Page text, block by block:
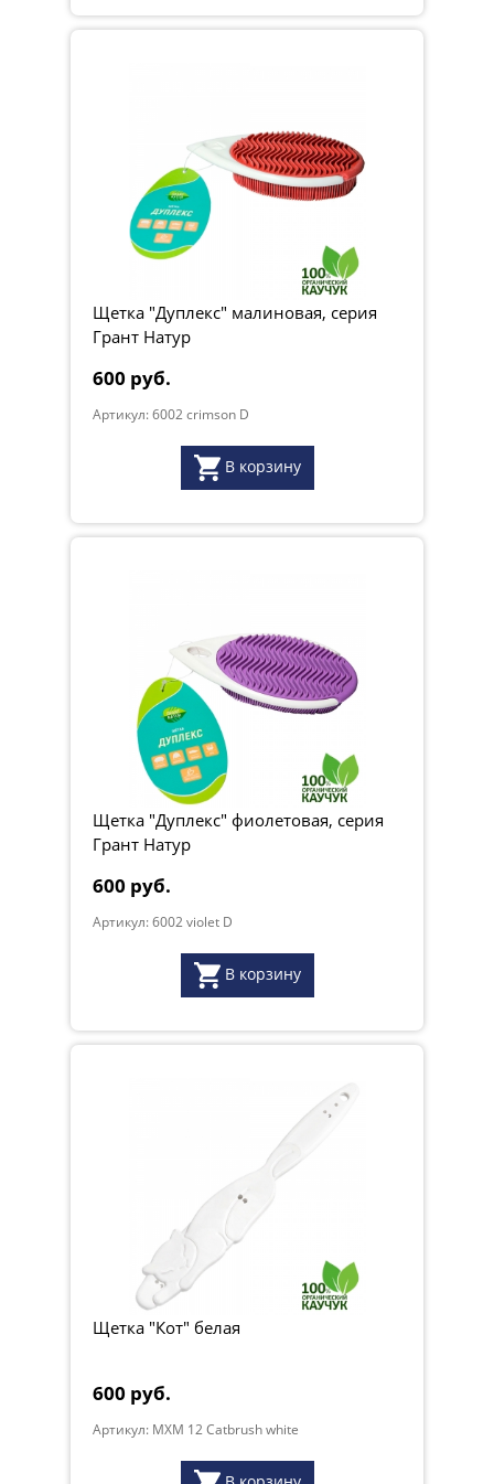
Щетка "Дуплекс" малиновая, серия
Грант Натур
600 руб.
Артикул: 6002 crimson D
В корзину
Щетка "Дуплекс" фиолетовая, серия
Грант Натур
600 руб.
Артикул: 6002 violet D
В корзину
Щетка "Кот" белая
600 руб.
Артикул: MXM 12 Catbrush white